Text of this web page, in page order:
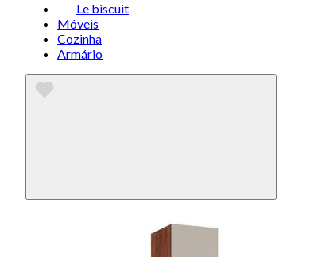
Le biscuit
Móveis
Cozinha
Armário